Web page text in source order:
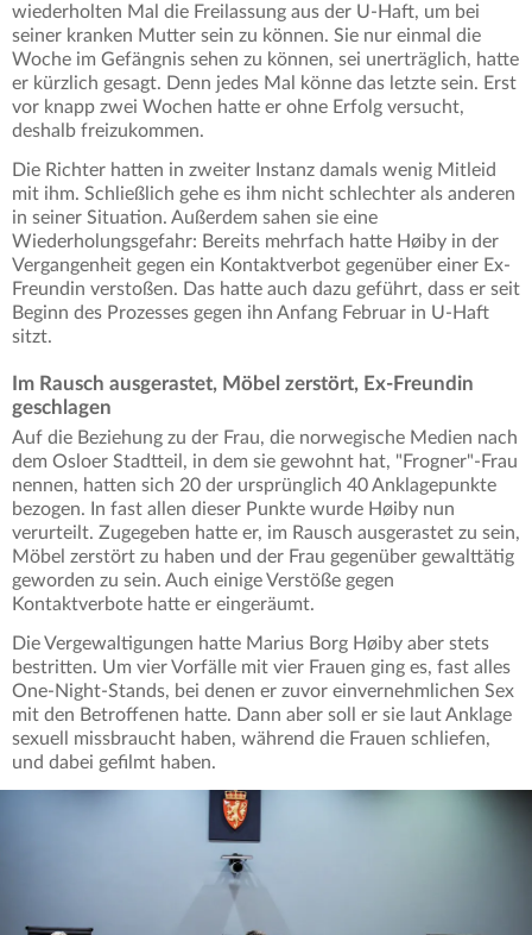
wiederholten Mal die Freilassung aus der U-Haft, um bei
seiner kranken Mutter sein zu können. Sie nur einmal die
Woche im Gefängnis sehen zu können, sei unerträglich, hatte
er kürzlich gesagt. Denn jedes Mal könne das letzte sein. Erst
vor knapp zwei Wochen hatte er ohne Erfolg versucht,
deshalb freizukommen.
Die Richter hatten in zweiter Instanz damals wenig Mitleid
mit ihm. Schließlich gehe es ihm nicht schlechter als anderen
in seiner Situation. Außerdem sahen sie eine
Wiederholungsgefahr: Bereits mehrfach hatte Høiby in der
Vergangenheit gegen ein Kontaktverbot gegenüber einer Ex-
Freundin verstoßen. Das hatte auch dazu geführt, dass er seit
Beginn des Prozesses gegen ihn Anfang Februar in U-Haft
sitzt.
Im Rausch ausgerastet, Möbel zerstört, Ex-Freundin
geschlagen
Auf die Beziehung zu der Frau, die norwegische Medien nach
dem Osloer Stadtteil, in dem sie gewohnt hat, "Frogner"-Frau
nennen, hatten sich 20 der ursprünglich 40 Anklagepunkte
bezogen. In fast allen dieser Punkte wurde Høiby nun
verurteilt. Zugegeben hatte er, im Rausch ausgerastet zu sein,
Möbel zerstört zu haben und der Frau gegenüber gewalttätig
geworden zu sein. Auch einige Verstöße gegen
Kontaktverbote hatte er eingeräumt.
Die Vergewaltigungen hatte Marius Borg Høiby aber stets
bestritten. Um vier Vorfälle mit vier Frauen ging es, fast alles
One-Night-Stands, bei denen er zuvor einvernehmlichen Sex
mit den Betroffenen hatte. Dann aber soll er sie laut Anklage
sexuell missbraucht haben, während die Frauen schliefen,
und dabei gefilmt haben.